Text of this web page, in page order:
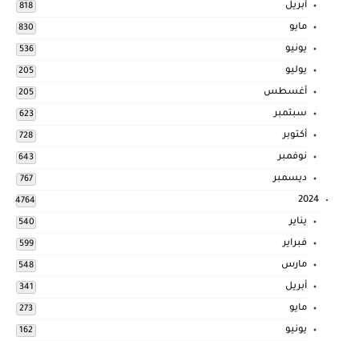
أبريل 818
مايو 830
يونيو 536
يوليو 205
أغسطس 205
سبتمبر 623
أكتوبر 728
نوفمبر 643
ديسمبر 767
2024
4764
يناير 540
فبراير 599
مارس 548
أبريل 341
مايو 273
يونيو 162